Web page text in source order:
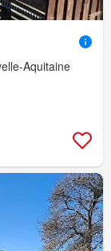
Aquitaine